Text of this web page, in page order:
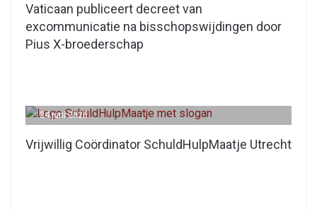
Vaticaan publiceert decreet van
excommunicatie na bisschopswijdingen door
Pius X-broederschap
Vrijwillig Coördinator SchuldHulpMaatje Utrecht
24 juni 2026